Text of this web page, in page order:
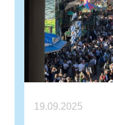
19.09.2025